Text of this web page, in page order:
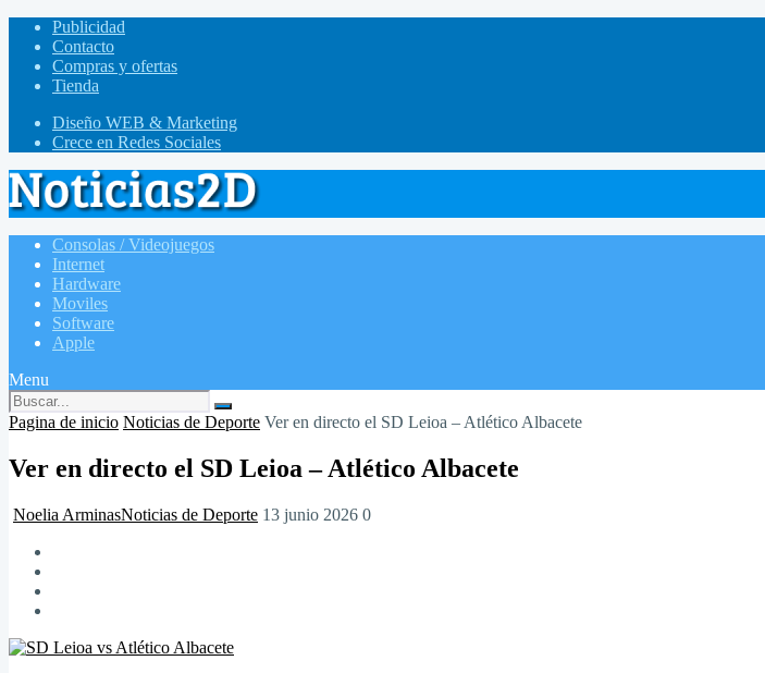
Publicidad
Contacto
Compras y ofertas
Tienda
Diseño WEB & Marketing
Crece en Redes Sociales
Consolas / Videojuegos
Internet
Hardware
Moviles
Software
Apple
Menu
Pagina de inicio Noticias de Deporte Ver en directo el SD Leioa – Atlético Albacete
Ver en directo el SD Leioa – Atlético Albacete
Noelia ArminasNoticias de Deporte 13 junio 2026 0